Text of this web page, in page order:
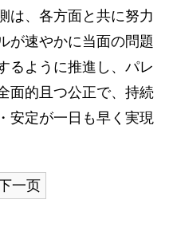
は、各方面と共に努力
が速やかに当面の問題
るように推進し、パレ
面的且つ公正で、持続
安定が一日も早く実現
一页